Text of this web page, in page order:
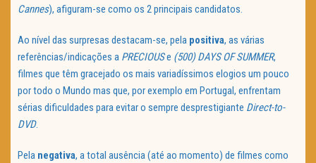
Cannes), afiguram-se como os 2 principais candidatos.
Ao nível das surpresas destacam-se, pela positiva, as várias
referências/indicações a PRECIOUSe (500) DAYS OF SUMMER,
filmes que têm gracejado os mais variadíssimos elogios um pouco
por todo o Mundo mas que, por exemplo em Portugal, enfrentam
sérias dificuldades para evitar o sempre desprestigiante Direct-to-
DVD.
Pela negativa, a total ausência (até ao momento) de filmes como